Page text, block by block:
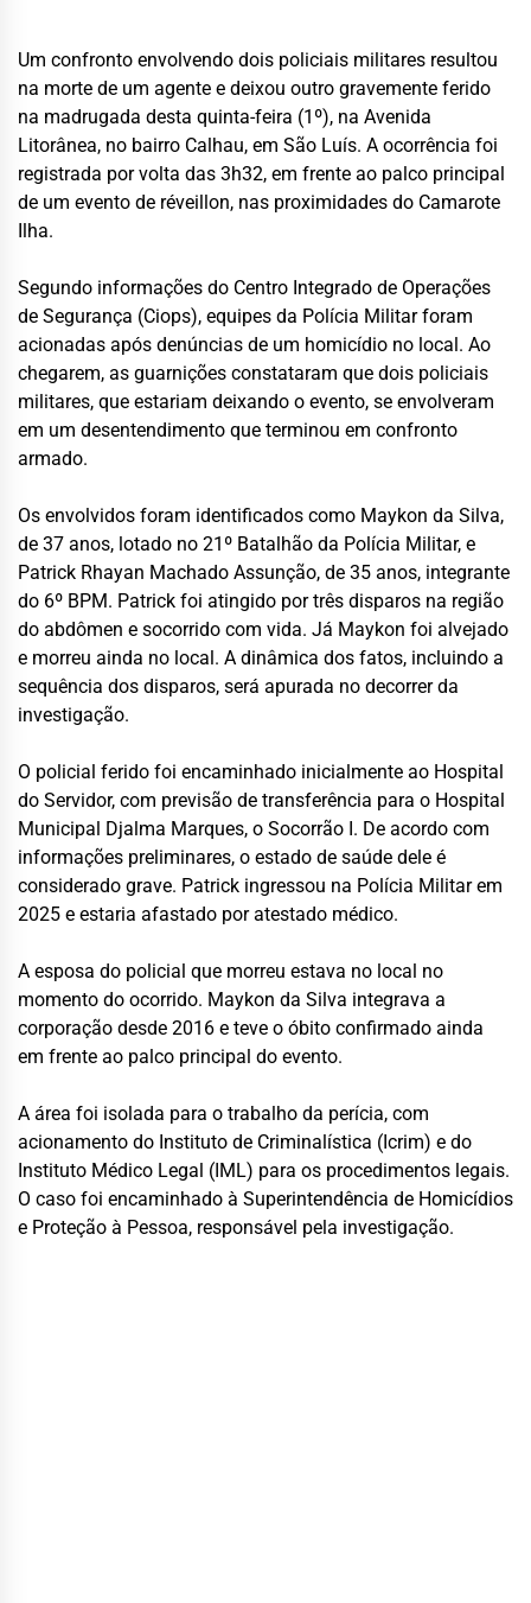
Um confronto envolvendo dois policiais militares resultou
na morte de um agente e deixou outro gravemente ferido
na madrugada desta quinta-feira (1º), na Avenida
Litorânea, no bairro Calhau, em São Luís. A ocorrência foi
registrada por volta das 3h32, em frente ao palco principal
de um evento de réveillon, nas proximidades do Camarote
Ilha.
Segundo informações do Centro Integrado de Operações
de Segurança (Ciops), equipes da Polícia Militar foram
acionadas após denúncias de um homicídio no local. Ao
chegarem, as guarnições constataram que dois policiais
militares, que estariam deixando o evento, se envolveram
em um desentendimento que terminou em confronto
armado.
Os envolvidos foram identificados como Maykon da Silva,
de 37 anos, lotado no 21º Batalhão da Polícia Militar, e
Patrick Rhayan Machado Assunção, de 35 anos, integrante
do 6º BPM. Patrick foi atingido por três disparos na região
do abdômen e socorrido com vida. Já Maykon foi alvejado
e morreu ainda no local. A dinâmica dos fatos, incluindo a
sequência dos disparos, será apurada no decorrer da
investigação.
O policial ferido foi encaminhado inicialmente ao Hospital
do Servidor, com previsão de transferência para o Hospital
Municipal Djalma Marques, o Socorrão I. De acordo com
informações preliminares, o estado de saúde dele é
considerado grave. Patrick ingressou na Polícia Militar em
2025 e estaria afastado por atestado médico.
A esposa do policial que morreu estava no local no
momento do ocorrido. Maykon da Silva integrava a
corporação desde 2016 e teve o óbito confirmado ainda
em frente ao palco principal do evento.
A área foi isolada para o trabalho da perícia, com
acionamento do Instituto de Criminalística (Icrim) e do
Instituto Médico Legal (IML) para os procedimentos legais.
O caso foi encaminhado à Superintendência de Homicídios
e Proteção à Pessoa, responsável pela investigação.